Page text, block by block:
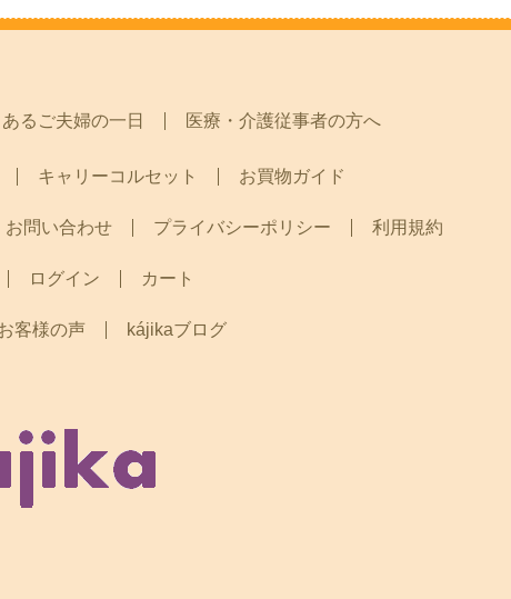
あるご夫婦の一日 医療・介護従事者の方へ
キャリーコルセット お買物ガイド
お問い合わせ プライバシーポリシー 利用規約
ログイン カート
客様の声 kájikaブログ